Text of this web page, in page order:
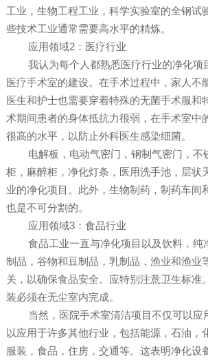
工业，生物工程工业，科学实验室的全钢试
些技术工业通常需要高水平的精炼。
应用领域2：医疗行业
我认为每个人都熟悉医疗行业的净化项
医疗手术室的建设。在手术过程中，家人不
医生和护士也需要穿着特殊的无菌手术服和
术期间患者的身体抵抗力很弱，在手术室中
很高的水平，以防止外科医生感染细菌。
电解板，电动气密门，钢制气密门，不
柜，麻醉柜，净化灯条，医用洗手池，层状
业的净化项目。此外，生物制药，制药车间
也是不可分割的。
应用领域3：食品行业
食品工业一直与净化项目以及饮料，纯
制品，谷物和豆制品，乳制品，渔业和渔业
关，以确保食品安全。应特别注意卫生标准
装必须在无尘室内完成。
当然，医院手术室清洁项目不仅可以应
以应用于许多其他行业，包括能源，石油，
服装，食品，住房，交通等。这表明净化设